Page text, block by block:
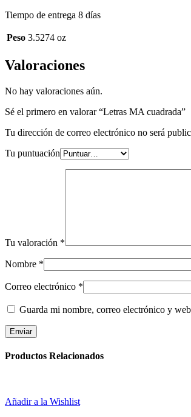
Tiempo de entrega 8 días
Peso 3.5274 oz
Valoraciones
No hay valoraciones aún.
Sé el primero en valorar “Letras MA cuadrada”
Tu dirección de correo electrónico no será
Tu puntuación
Tu valoración *
Nombre *
Correo electrónico *
Guarda mi nombre, correo electrónico y
Productos Relacionados
Añadir a la Wishlist